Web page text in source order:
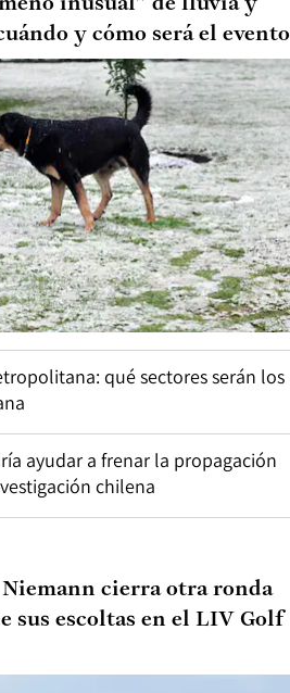
inusual” de lluvia y
y cómo será el evento
qué sectores serán los
ayudar a frenar la propagación
chilena
cierra otra ronda
sus escoltas en el LIV Golf